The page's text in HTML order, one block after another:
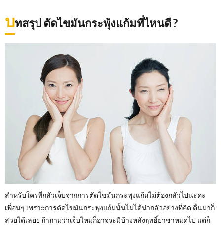
บทสรุป ตัดไขมันกระพุ้งแก้มที่ไหนดี ?
สำหรับใครที่กลัวเจ็บจากการตัดไขมันกระพุงแก้มไม่ต้องกลัวไปนะคะ
เพื่อนๆ เพราะการตัดไขมันกระพุงแก้มนั้นไม่ได้น่ากลัวอย่างที่คิด ตื่นมาก็
สวยได้เลยย ถ้าถามว่าเจ็บไหมก็อาจจะมีบ้างหลังฤทธิ์ยาชาหมดไป แต่ก็